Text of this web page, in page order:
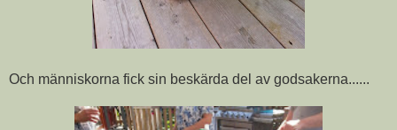
Och människorna fick sin beskärda del av godsakerna......